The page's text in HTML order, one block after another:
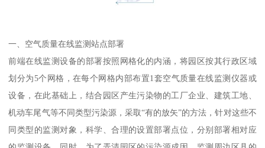
一、空气质量在线监测站点部署
前端在线监测设备的部署按照网格化的内涵，将园区按其行政区域
划分为5个网格，在每个网格内部布置1套空气质量在线监测仪器或
设备，在此基础上，结合园区产生污染物的工厂企业、建筑工地、
机动车尾气等不同类型污染源，采取“有的放矢”的方法，针对这些不
同类型的监测对象，科学、合理的设置部署点位，分别部署相对应